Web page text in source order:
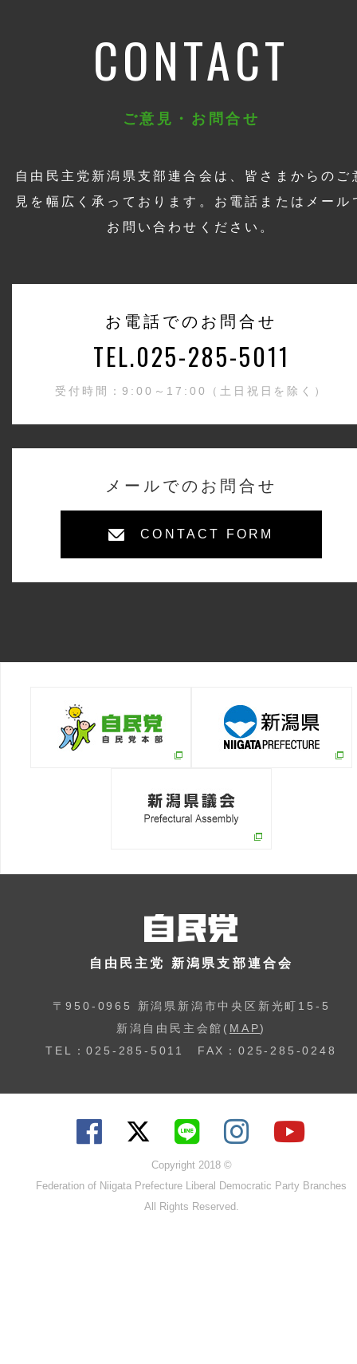
CONTACT
ご意見・お問合せ
自由民主党新潟県支部連合会は、皆さまからのご
見を幅広く承っております。お電話またはメール
お問い合わせください。
お電話でのお問合せ
TEL.025-285-5011
受付時間：9:00～17:00（土日祝日を除く）
メールでのお問合せ
CONTACT FORM
自由民主党 新潟県支部連合会
〒950-0965 新潟県新潟市中央区新光町15-5
新潟自由民主会館( MAP)
TEL：025-285-5011 FAX：025-285-0248
Copyright 2018 ©
Federation of Niigata Prefecture Liberal Democratic Party Branches
All Rights Reserved.